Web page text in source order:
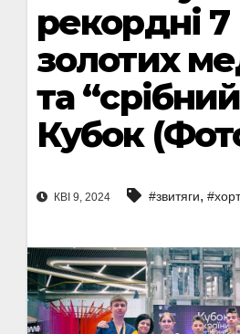
рекордні 7
золотих
та
Кубок
КВІ 9, 2024 #звитяги,